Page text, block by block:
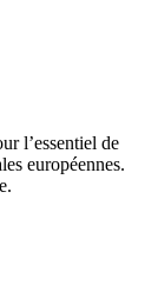
l’essentiel de
européennes.